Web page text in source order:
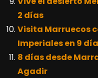
2 días
Visita Marruecos
Imperiales en 9
8 días desde
Agadir